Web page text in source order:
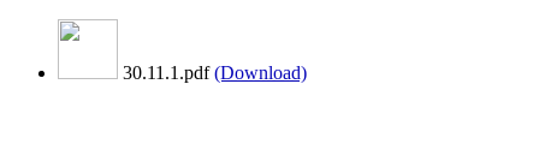
30.11.1.pdf (Download)